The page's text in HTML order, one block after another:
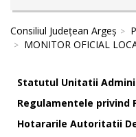
Consiliul Județean Argeș
MONITOR OFICIAL
Statutul Unitatii
Regulamentele privind
Hotararile Autoritatii